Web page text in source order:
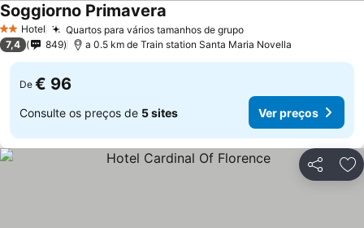
2 Estrelas
Hotel Quartos para vários tamanhos de grupoVer preços
Soggiorno Primavera
7,4 849 a 0.5 km de Train station Santa Maria Novella
De € 96
Consulte os preços de 5 sites Ver preços
Partilhar